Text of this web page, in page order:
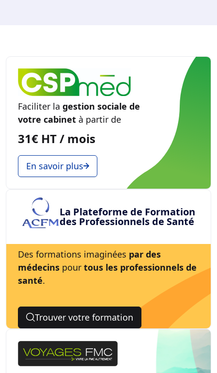
Faciliter la gestion sociale de
votre cabinet à partir de
31€ HT / mois
En savoir plus
La Plateforme de Formation
des Professionnels de Santé
Des formations imaginées par des
médecins pour tous les professionnels de
santé.
Trouver votre formation